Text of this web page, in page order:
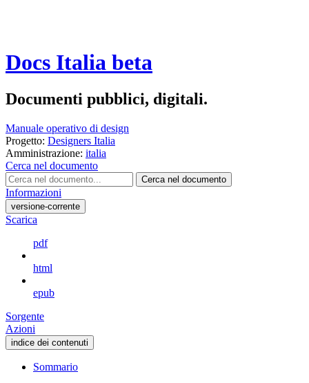
Docs Italia beta
Documenti pubblici, digitali.
Manuale operativo di design
Progetto: Designers Italia
Amministrazione: italia
Cerca nel documento
Cerca nel documento
Informazioni
versione-corrente
Scarica
pdf
html
epub
Sorgente
Azioni
indice dei contenuti
Sommario